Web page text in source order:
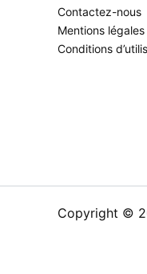
Contactez-nous
Mentions légales
Conditions
Copyright ©